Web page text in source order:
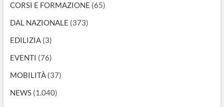
CORSI E FORMAZIONE (65)
DAL NAZIONALE (373)
EDILIZIA(3)
EVENTI (76)
MOBILITÀ(37)
NEWS(1.040)